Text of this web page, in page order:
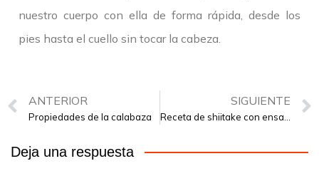
nuestro cuerpo con ella de forma rápida, desde los
pies hasta el cuello sin tocar la cabeza.
ANTERIOR
Propiedades de la calabaza
SIGUIENTE
Deja una respuesta